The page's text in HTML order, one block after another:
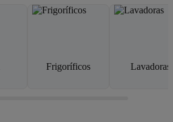
Frigoríficos Lavadoras